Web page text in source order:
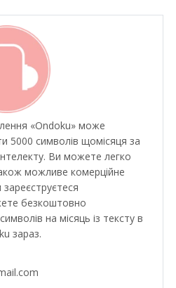
«Ondoku» може
5000 символів щомісяця за
Ви можете легко
можливе комерційне
безкоштовно
на місяць із тексту в
зараз.